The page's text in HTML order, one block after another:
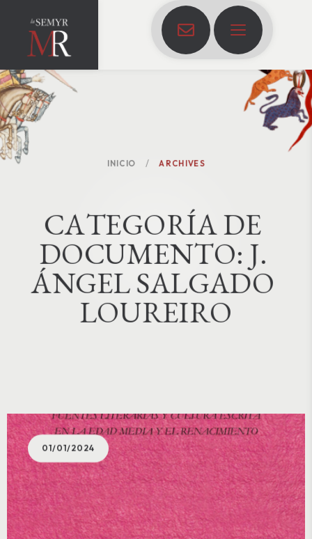
INICIO ARCHIVES
CATEGORÍADE
DOCUMENTO: J.
ÁNGEL SALGADO
LOUREIRO
01/01/2024